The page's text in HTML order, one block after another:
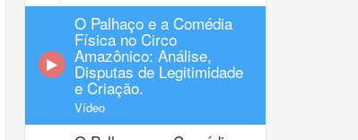
O Palhaço e a Comédia
Física no Circo
Amazônico: Análise,
Disputas de Legitimidade
e Criação.
Vídeo